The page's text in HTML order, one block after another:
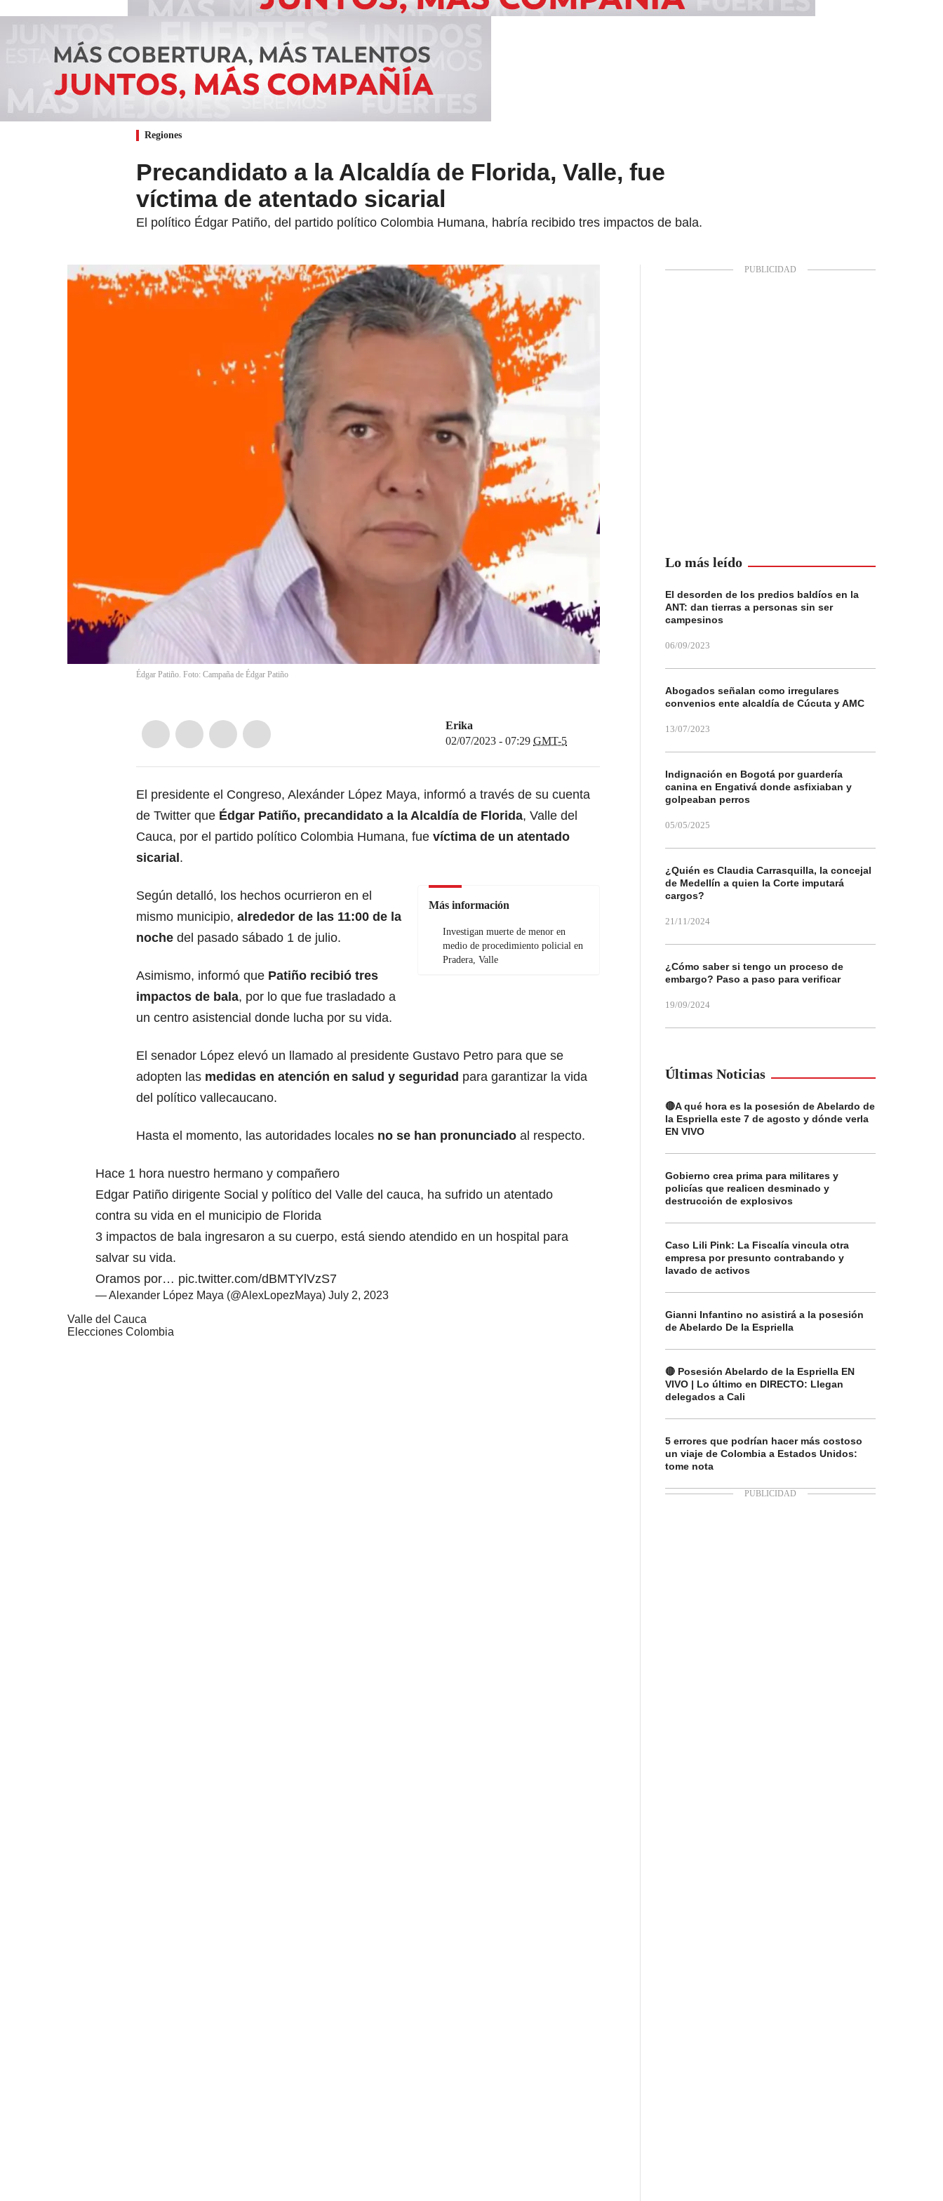
Regiones
Precandidato a la Alcaldía de Florida, Valle, fue
víctima de atentado sicarial
El político Édgar Patiño, del partido político Colombia Humana, habría recibido tres impactos de bala.
Édgar Patiño. Foto: Campaña de Édgar Patiño
Erika
02/07/2023 - 07:29 GMT-5
El presidente el Congreso, Alexánder López Maya, informó a través de su cuenta
de Twitter que Édgar Patiño, precandidato a la Alcaldía de Florida, Valle del
Cauca, por el partido político Colombia Humana, fue víctima de un atentado
sicarial .
Más información
Investigan muerte de menor en
medio de procedimiento policial en
Pradera, Valle
Según detalló, los hechos ocurrieron en el
mismo municipio, alrededor de las 11:00 de la
noche del pasado sábado 1 de julio.
Asimismo, informó que Patiño recibió tres
impactos de bala, por lo que fue trasladado a
un centro asistencial donde lucha por su vida.
El senador López elevó un llamado al presidente Gustavo Petro para que se
adopten las medidas en atención en salud y seguridad para garantizar la vida
del político vallecaucano.
Hasta el momento, las autoridades locales no se han pronunciado al respecto.
Hace 1 hora nuestro hermano y compañero
Edgar Patiño dirigente Social y político del Valle del cauca, ha sufrido un atentado
contra su vida en el municipio de Florida
3 impactos de bala ingresaron a su cuerpo, está siendo atendido en un hospital para
salvar su vida.
Oramos por… pic.twitter.com/dBMTYlVzS7
— Alexander López Maya (@AlexLopezMaya) July 2, 2023
Valle del Cauca
Elecciones Colombia
Lo más leído
El desorden de los predios baldíos en la
ANT: dan tierras a personas sin ser
campesinos
06/09/2023
Abogados señalan como irregulares
convenios ente alcaldía de Cúcuta y AMC
13/07/2023
Indignación en Bogotá por guardería
canina en Engativá donde asfixiaban y
golpeaban perros
05/05/2025
¿Quién es Claudia Carrasquilla, la concejal
de Medellín a quien la Corte imputará
cargos?
21/11/2024
¿Cómo saber si tengo un proceso de
embargo? Paso a paso para verificar
19/09/2024
Últimas Noticias
🔴A qué hora es la posesión de Abelardo de
la Espriella este 7 de agosto y dónde verla
EN VIVO
Gobierno crea prima para militares y
policías que realicen desminado y
destrucción de explosivos
Caso Lili Pink: La Fiscalía vincula otra
empresa por presunto contrabando y
lavado de activos
Gianni Infantino no asistirá a la posesión
de Abelardo De la Espriella
🔴 Posesión Abelardo de la Espriella EN
VIVO | Lo último en DIRECTO: Llegan
delegados a Cali
5 errores que podrían hacer más costoso
un viaje de Colombia a Estados Unidos:
tome nota